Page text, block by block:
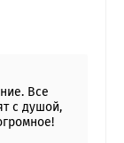
Все
с душой,